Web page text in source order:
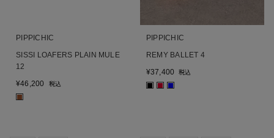
PIPPICHIC
SISSI LOAFERS PLAIN MULE
12
¥46,200 税込
PIPPICHIC
REMY BALLET 4
¥37,400 税込